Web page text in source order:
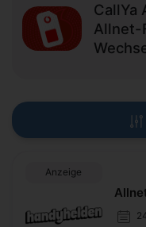
CallYa
Allnet-
Anzeige